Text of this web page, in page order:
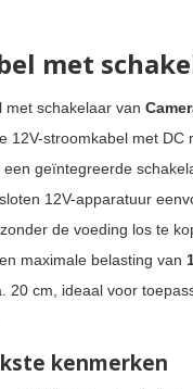
met
met schakelaar van
12V-stroomkabel met DC
geïntegreerde
12V-apparatuur
de voeding los te
maximale belasting van
20 cm, ideaal voor
kenmerken